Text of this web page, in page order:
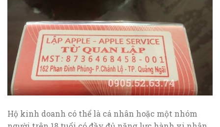
Hộ kinh doanh có thể là cá nhân hoặc một nhóm